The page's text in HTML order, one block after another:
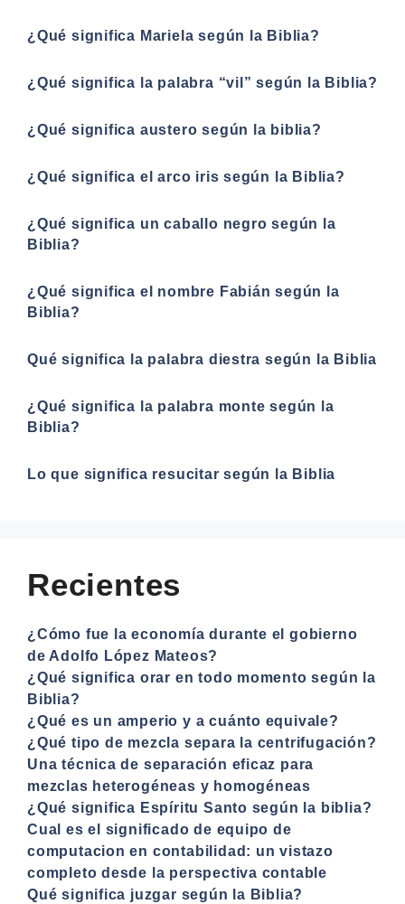
¿Qué significa Mariela según la Biblia?
¿Qué significa la palabra “vil” según la Biblia?
¿Qué significa austero según la biblia?
¿Qué significa el arco iris según la Biblia?
¿Qué significa un caballo negro según la
Biblia?
¿Qué significa el nombre Fabián según la
Biblia?
Qué significa la palabra diestra según la Biblia
¿Qué significa la palabra monte según la
Biblia?
Lo que significa resucitar según la Biblia
Recientes
¿Cómo fue la economía durante el gobierno
de Adolfo López Mateos?
¿Qué significa orar en todo momento según la
Biblia?
¿Qué es un amperio y a cuánto equivale?
¿Qué tipo de mezcla separa la centrifugación?
Una técnica de separación eficaz para
mezclas heterogéneas y homogéneas
¿Qué significa Espíritu Santo según la biblia?
Cual es el significado de equipo de
computacion en contabilidad: un vistazo
completo desde la perspectiva contable
Qué significa juzgar según la Biblia?